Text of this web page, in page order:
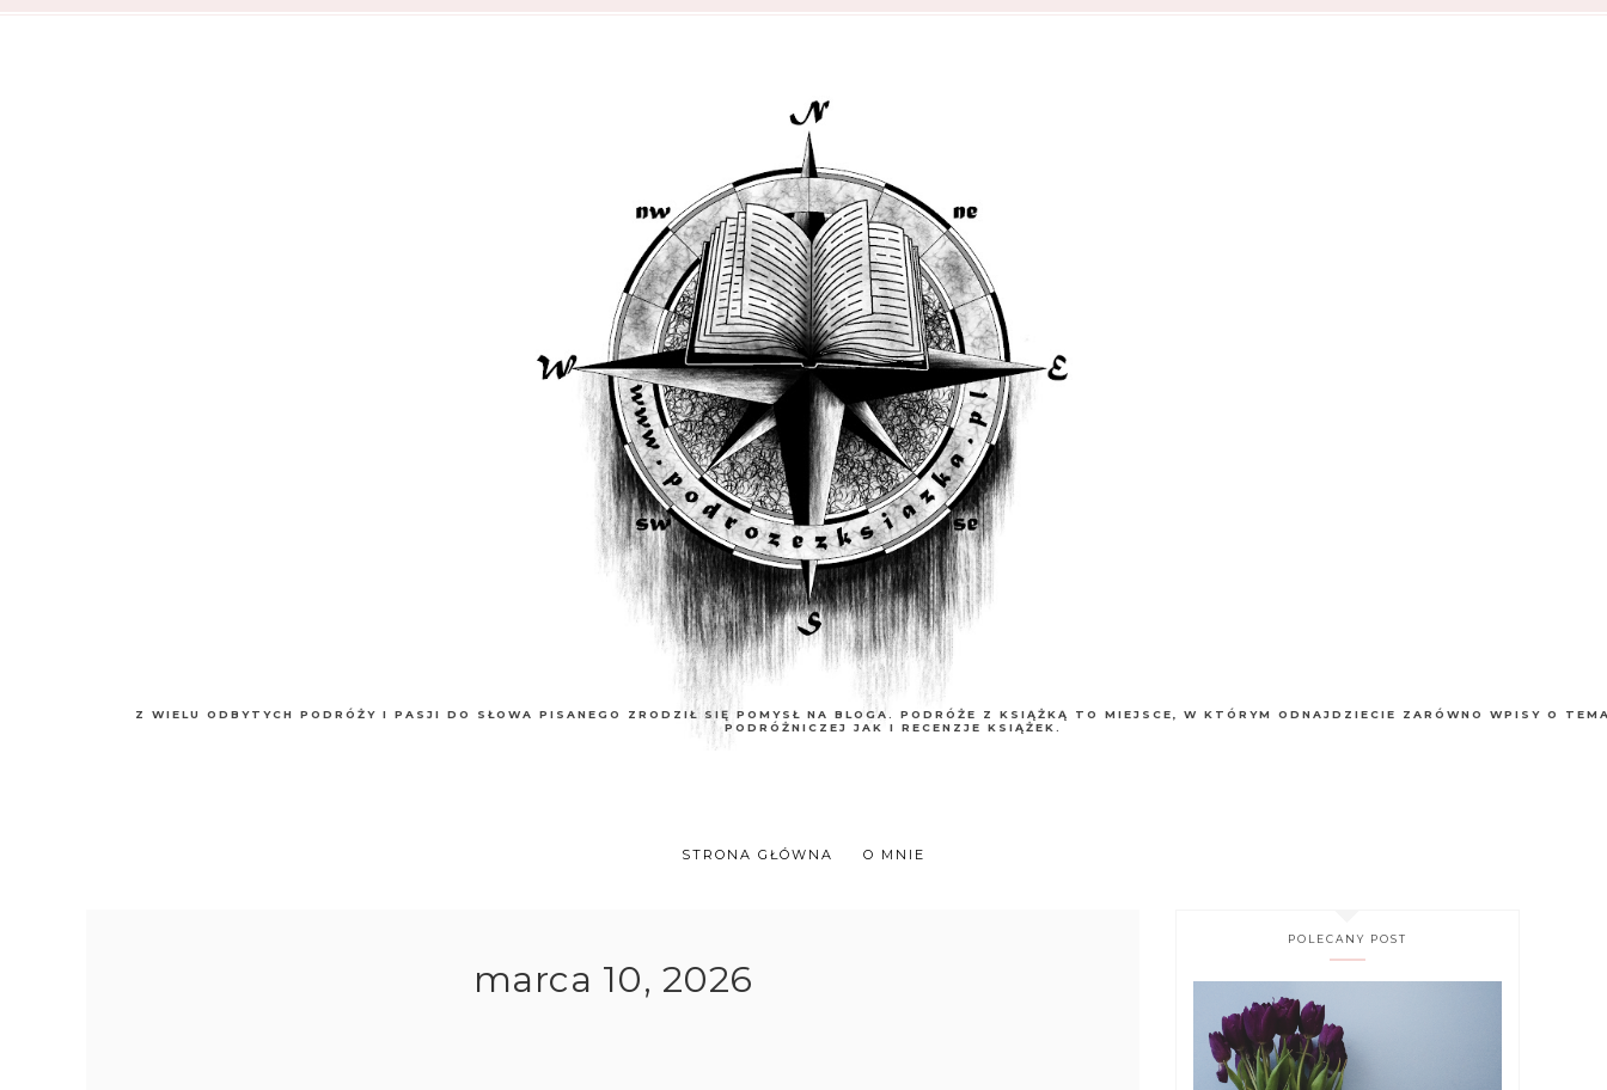
Z WIELU ODBYTYCH PODRÓŻY I PASJI DO SŁOWA PISANEGO ZRODZIŁ SIĘ POMYSŁ NA BLOGA. PODRÓŻE Z KSIĄŻKĄ TO MIEJSCE, W KTÓRYM ODNAJDZIECIE ZARÓWNO WPISY O
PODRÓŻNICZEJ JAK I RECENZJE KSIĄŻEK.
STRONA GŁÓWNA O MNIE
marca 10, 2026
POLECANY POST